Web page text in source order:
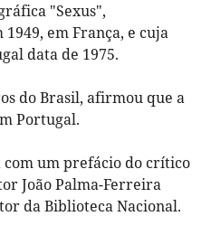
"Sexus",
em França, e cuja
data de 1975.
do Brasil, afirmou que a
Portugal.
com um prefácio do crítico
João Palma-Ferreira
da Biblioteca Nacional.